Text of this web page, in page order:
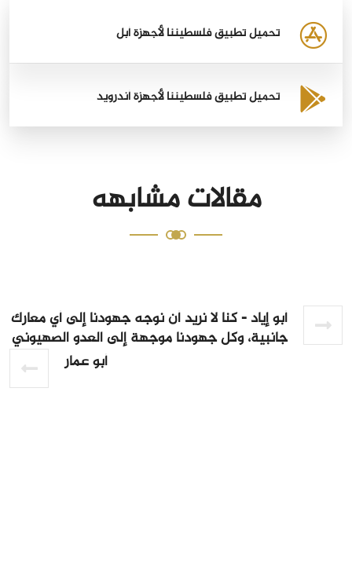
تحميل تطبيق فلسطيننا لأجهزة أبل
تحميل تطبيق فلسطيننا لأجهزة أندرويد
مقالات مشابهه
أبو إياد - كنا لا نريد أن نوجه جهودنا إلى أي معارك
جانبية، وكل جهودنا موجهة إلى العدو الصهيوني
أبو عمار